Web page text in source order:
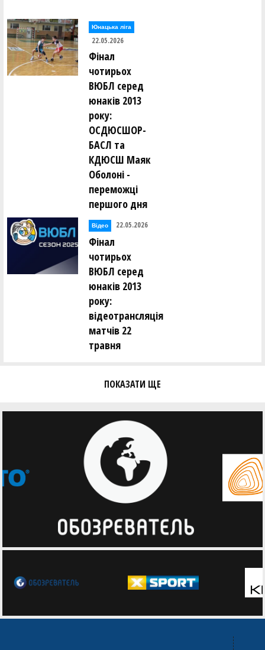
Юнацька ліга
22.05.2026
Фінал
чотирьох
ВЮБЛ серед
юнаків 2013
року:
ОСДЮСШОР-
БАСЛ та
КДЮСШ Маяк
Оболоні -
переможці
першого дня
Відео 22.05.2026
Фінал
чотирьох
ВЮБЛ серед
юнаків 2013
року:
відеотрансляція
матчів 22
травня
ПОКАЗАТИ ЩЕ